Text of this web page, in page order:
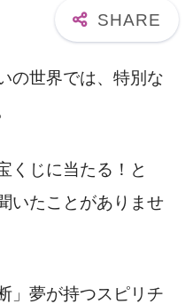
の世界では、特別な
くじに当たる！と
いたことがありませ
」夢が持つスピリチ